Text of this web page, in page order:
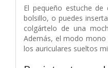
El pequeño estuche
bolsillo, o puedes
colgártelo de una
Además, el modo
los auriculares sueltos